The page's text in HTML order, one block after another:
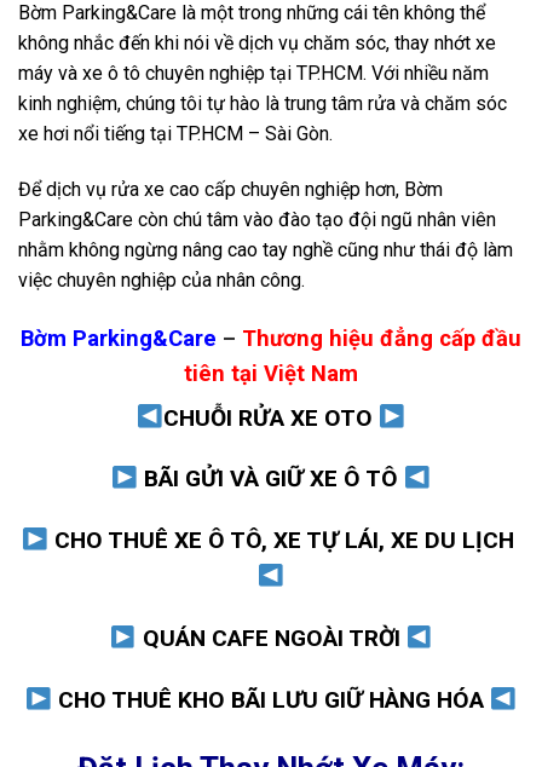
Bờm Parking&Care là một trong những cái tên không thể
không nhắc đến khi nói về dịch vụ chăm sóc, thay nhớt xe
máy và xe ô tô chuyên nghiệp tại TP.HCM. Với nhiều năm
kinh nghiệm, chúng tôi tự hào là trung tâm rửa và chăm sóc
xe hơi nổi tiếng tại TP.HCM – Sài Gòn.
Để dịch vụ rửa xe cao cấp chuyên nghiệp hơn, Bờm
Parking&Care còn chú tâm vào đào tạo đội ngũ nhân viên
nhằm không ngừng nâng cao tay nghề cũng như thái độ làm
việc chuyên nghiệp của nhân công.
Bờm Parking&Care – Thương hiệu đẳng cấp đầu
tiên tại Việt Nam
CHUỖI RỬA XE OTO
BÃI GỬI VÀ GIỮ XE Ô TÔ
CHO THUÊ XE Ô TÔ, XE TỰ LÁI, XE DU LỊCH
QUÁN CAFE NGOÀI TRỜI
CHO THUÊ KHO BÃI LƯU GIỮ HÀNG HÓA